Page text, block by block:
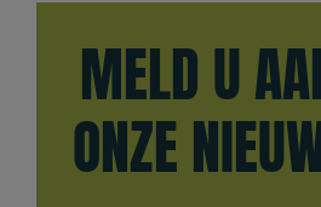
MELD U
ONZE